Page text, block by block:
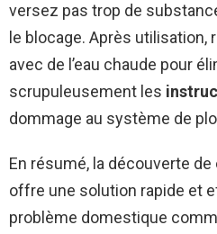
versez pas trop de
le blocage. Après
avec de l’eau chaude pour
scrupuleusement les
dommage au système de
En résumé, la découverte de
offre une solution rapide et
problème domestique